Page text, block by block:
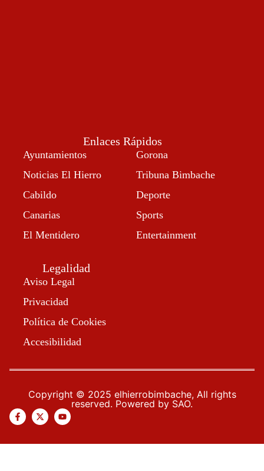
Enlaces Rápidos
Ayuntamientos
Noticias El Hierro
Cabildo
Canarias
El Mentidero
Gorona
Tribuna Bimbache
Deporte
Sports
Entertainment
Legalidad
Aviso Legal
Privacidad
Política de Cookies
Accesibilidad
Copyright © 2025 elhierrobimbache, All rights
reserved. Powered by SAO.